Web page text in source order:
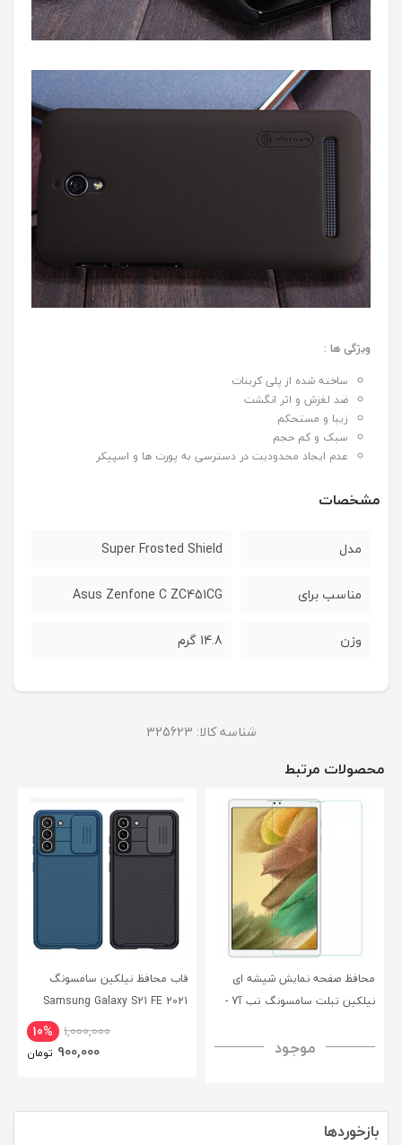
ویژگی ها :
ساخته شده از پلی کربنات
ضد لغزش و اثر انگشت
زیبا و مستحکم
سبک و کم حجم
عدم ایجاد محدودیت در دسترسی به پورت ها و اسپیکر
مشخصات
مدل Super Frosted Shield
مناسب برای Asus Zenfone C ZC451CG
وزن 14.8 گرم
شناسه کالا: 325623
محصولات مرتبط
محافظ صفحه نمایش شیشه ای
نیلکین تبلت سامسونگ تب آ7 -
H+ Anti-explosion Tempered
موجود
قاب محافظ نیلکین سامسونگ
Samsung Galaxy S21 FE 2021
10% 1,000,000
900,000 تومان
بازخوردها